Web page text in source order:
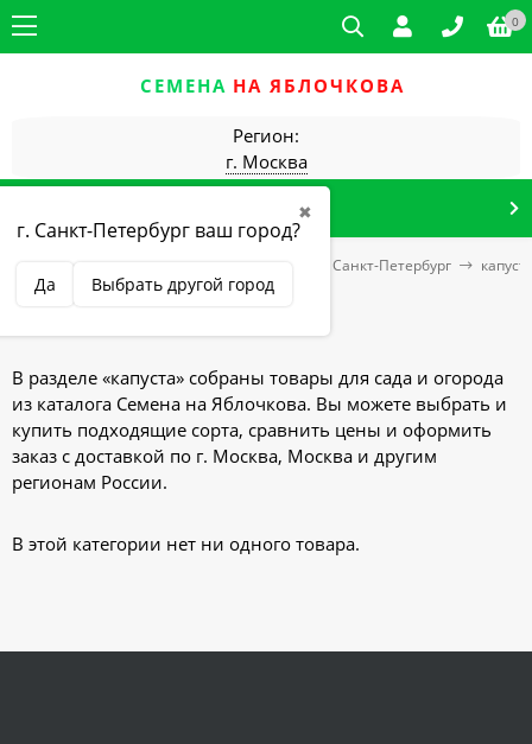
0
СЕМЕНА НА ЯБЛОЧКОВА
Регион:
г. Москва
✖
г. Санкт-Петербург ваш город?
Да Выбрать другой город
Семена Сортсемовощ (Дом семян) Санкт-Петербург
капуста
В разделе «капуста» собраны товары для сада и огорода
из каталога Семена на Яблочкова. Вы можете выбрать и
купить подходящие сорта, сравнить цены и оформить
заказ с доставкой по г. Москва, Москва и другим
регионам России.
В этой категории нет ни одного товара.